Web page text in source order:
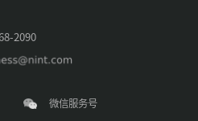
2090
微信服务号